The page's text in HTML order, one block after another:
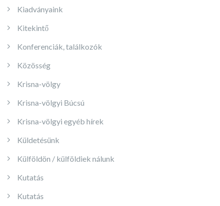
Kiadványaink
Kitekintő
Konferenciák, találkozók
Közösség
Krisna-völgy
Krisna-völgyi Búcsú
Krisna-völgyi egyéb hírek
Küldetésünk
Külföldön / külföldiek nálunk
Kutatás
Kutatás